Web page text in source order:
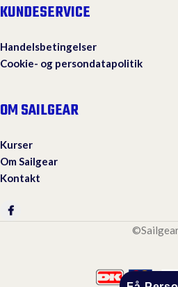
KUNDESERVICE
Handelsbetingelser
Cookie- og persondatapolitik
OM SAILGEAR
Kurser
Om Sailgear
Kontakt